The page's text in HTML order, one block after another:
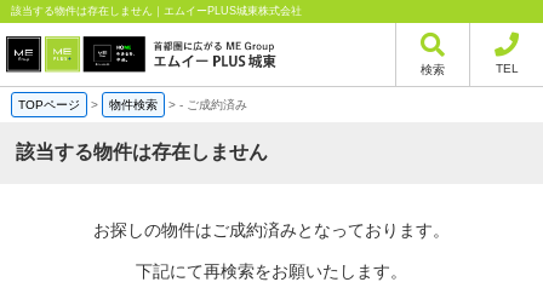
該当する物件は存在しません｜エムイーPLUS城東株式会社
検索 TEL
TOPページ > 物件検索 >- ご成約済み
該当する物件は存在しません
お探しの物件はご成約済みとなっております。
下記にて再検索をお願いたします。